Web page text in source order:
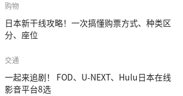
购物
日本新干线攻略！一次搞懂购票方式、种类区
分、座位
交通
一起来追剧！ FOD、U-NEXT、Hulu日本在线
影音平台8选